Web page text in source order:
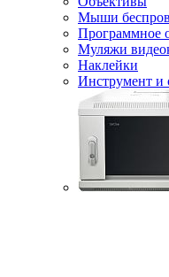
Мыши
Программное
Муляжи
Наклейки
Инструмент и